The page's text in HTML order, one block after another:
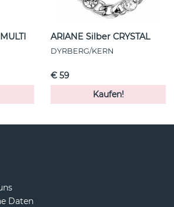
ARIANE Silber CRYSTAL
DYRBERG/KERN
€ 59
Kaufen!
Daten